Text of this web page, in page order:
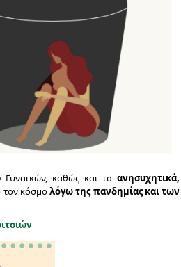
καθώς και τα ανησυχητικά,
τον κόσμολόγω της πανδημίας και των